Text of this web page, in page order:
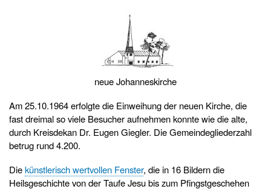
neue Johanneskirche
Am 25.10.1964 erfolgte die Einweihung der neuen Kirche, die
fast dreimal so viele Besucher aufnehmen konnte wie die alte,
durch Kreisdekan Dr. Eugen Giegler. Die Gemeindegliederzahl
betrug rund 4.200.
Diekünstlerisch wertvollen Fenster, die in 16 Bildern die
Heilsgeschichte von der Taufe Jesu bis zum Pfingstgeschehen